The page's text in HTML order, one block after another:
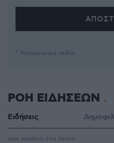
* Υποχρεωτικά πεδία
ΡΟΗ ΕΙΔΗΣΕΩΝ
Ειδήσεις
πριν περίπου ένα λεπτό